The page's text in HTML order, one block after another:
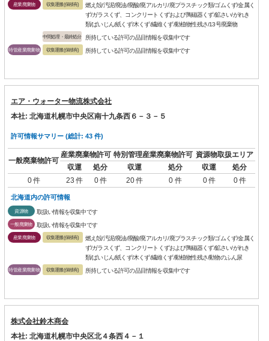
産業廃棄物 収集運搬(保積有)
燃え殻/汚泥/廃油/廃酸/廃アルカリ/廃プラスチック類/ゴムくず/金属く
ず/ガラスくず、コンクリートくずおよび陶磁器くず/鉱さい/がれき
類/ばいじん/紙くず/木くず/繊維くず/動植物性残さ/13号廃棄物
中間処理・最終処分 所持している許可の品目情報を収集中です
特管産業廃棄物 収集運搬(保積有) 所持している許可の品目情報を収集中です
エア・ウォーター物流株式会社
本社: 北海道札幌市中央区南十九条西６－３－５
許可情報サマリー (総計: 43 件)
一般廃棄物許可
産業廃棄物許可 特別管理産業廃棄物許可 資源物取扱エリア
収運
処分 収運 処分 収運
処分
0 件
23 件 0 件 20 件 0 件 0 件 0 件
北海道内の許可情報
資源物 取扱い情報を収集中です
一般廃棄物 取扱い情報を収集中です
産業廃棄物 収集運搬(保積有)
燃え殻/汚泥/廃油/廃酸/廃アルカリ/廃プラスチック類/ゴムくず/金属く
ず/ガラスくず、コンクリートくずおよび陶磁器くず/鉱さい/がれき
類/ばいじん/紙くず/木くず/繊維くず/動植物性残さ/動物のふん尿
特管産業廃棄物 収集運搬(保積有) 所持している許可の品目情報を収集中です
株式会社鈴木商会
本社: 北海道札幌市中央区北４条西４－１